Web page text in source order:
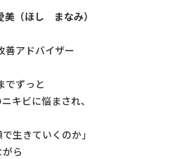
（ほし まなみ）
アドバイザー
でずっと
キビに悩まされ、
生きていくのか」
ら